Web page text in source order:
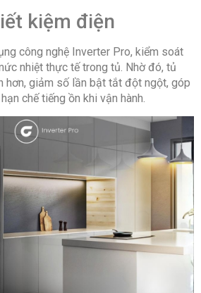
kiệm điện
công nghệ Inverter Pro, kiểm soát
nhiệt thực tế trong tủ. Nhờ đó, tủ
hơn, giảm số lần bật tắt đột ngột, góp
chế tiếng ồn khi vận hành.